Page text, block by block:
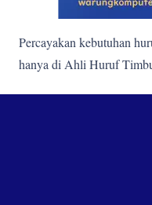
Percayakan kebutuhan
hanya di Ahli Huruf